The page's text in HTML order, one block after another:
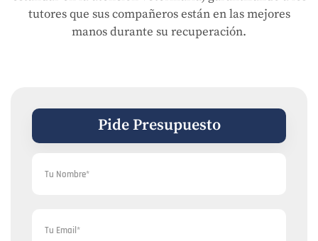
tutores que sus compañeros están en las mejores
manos durante su recuperación.
Pide Presupuesto